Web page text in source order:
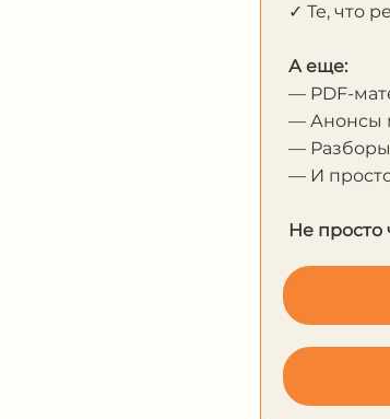
✓ Те, что
А еще:
— PDF-
— Анонсы
—
— И
Не просто